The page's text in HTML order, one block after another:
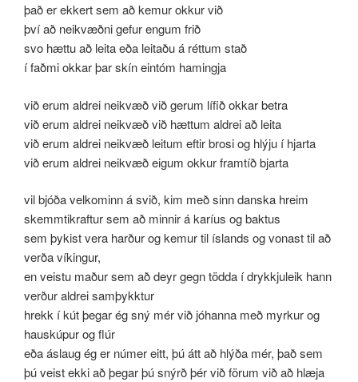
það er ekkert sem að kemur okkur við
því að neikvæðni gefur engum frið
svo hættu að leita eða leitaðu á réttum stað
í faðmi okkar þar skín eintóm hamingja
við erum aldrei neikvæð við gerum lífið okkar betra
við erum aldrei neikvæð við hættum aldrei að leita
við erum aldrei neikvæð leitum eftir brosi og hlýju í hjarta
við erum aldrei neikvæð eigum okkur framtíð bjarta
vil bjóða velkominn á svið, kim með sinn danska hreim
skemmtikraftur sem að minnir á karíus og baktus
sem þykist vera harður og kemur til íslands og vonast til að
verða víkingur,
en veistu maður sem að deyr gegn tödda í drykkjuleik hann
verður aldrei samþykktur
hrekk í kút þegar ég sný mér við jóhanna með myrkur og
hauskúpur og flúr
eða áslaug ég er númer eitt, þú átt að hlýða mér, það sem
þú veist ekki að þegar þú snýrð þér við förum við að hlæja